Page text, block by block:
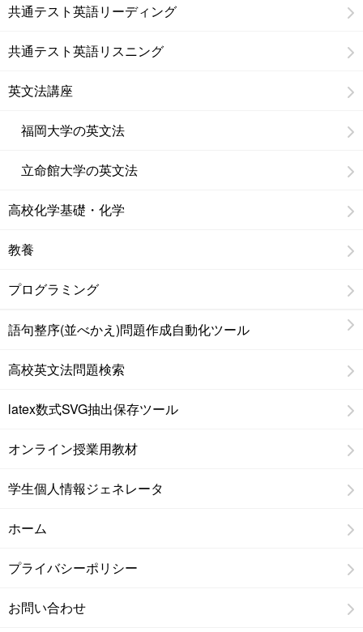
共通テスト英語リーディング
共通テスト英語リスニング
英文法講座
福岡大学の英文法
立命館大学の英文法
高校化学基礎・化学
教養
プログラミング
語句整序(並べかえ)問題作成自動化ツール
高校英文法問題検索
latex数式SVG抽出保存ツール
オンライン授業用教材
学生個人情報ジェネレータ
ホーム
プライバシーポリシー
お問い合わせ